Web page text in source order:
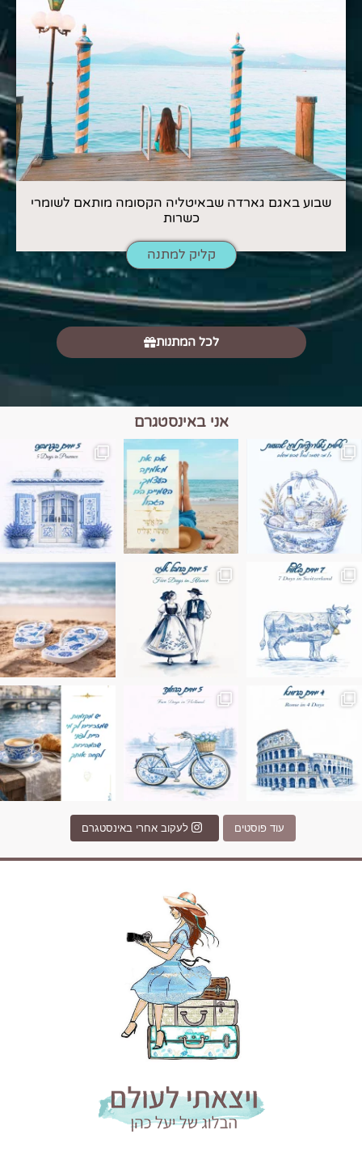
שבוע באגם גארדה שבאיטליה הקסומה מותאם לשומרי
כשרות
קליק למתנה
לכל המתנות
אני באינסטגרם
הם הגבול 💙🩵
בחבל אלזס צרפת
בחופשה שבו הכל נהיה פשוט יותר. החול, הי
Instagram post
Instagram post 17994326828955248
עוד פוסטים לעקוב אחרי באינסטגרם